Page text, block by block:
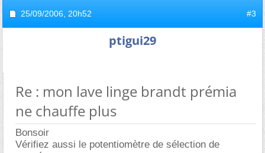
25/09/2006, 20h52 #3
ptigui29
Re : mon lave linge brandt prémia
ne chauffe plus
Bonsoir
Vérifiez aussi le potentiomètre de sélection de